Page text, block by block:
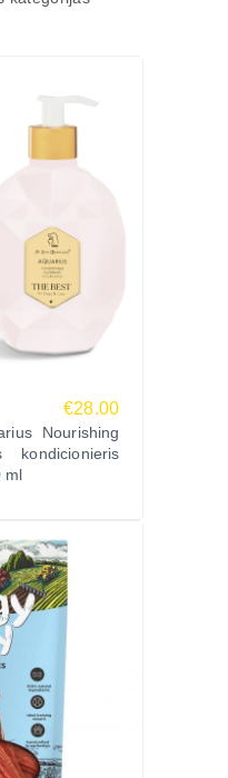
€28.00
Nourishing
kondicionieris
ml